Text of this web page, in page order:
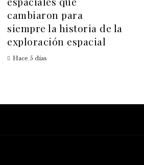
cambiaron para
siempre la historia de la
exploración espacial
Hace 5 días